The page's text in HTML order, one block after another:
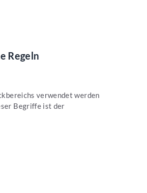
Regeln
verwendet werden
Begriffe ist der